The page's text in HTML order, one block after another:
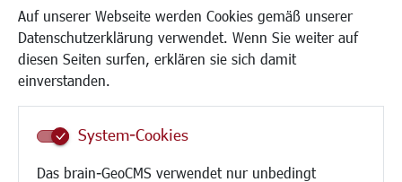
Auf unserer Webseite werden Cookies gemäß unserer
Datenschutzerklärung verwendet. Wenn Sie weiter auf
diesen Seiten surfen, erklären sie sich damit
einverstanden.
System-Cookies
Das brain-GeoCMS verwendet nur unbedingt
Kinderbetreuung
Kinder und Jugend
Institutionen für Familien
Frauen
Schule